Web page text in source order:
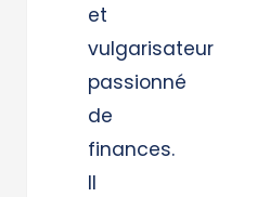
et
vulgarisateur
passionné
de
finances.
Il